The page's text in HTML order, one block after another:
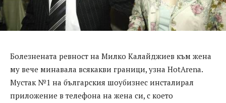
Болезнената ревност на Милко Калайджиев към жена
му вече минавала всякакви граници, узна HotArena.
Мустак №1 на българския шоубизнес инсталирал
приложение в телефона на жена си, с което